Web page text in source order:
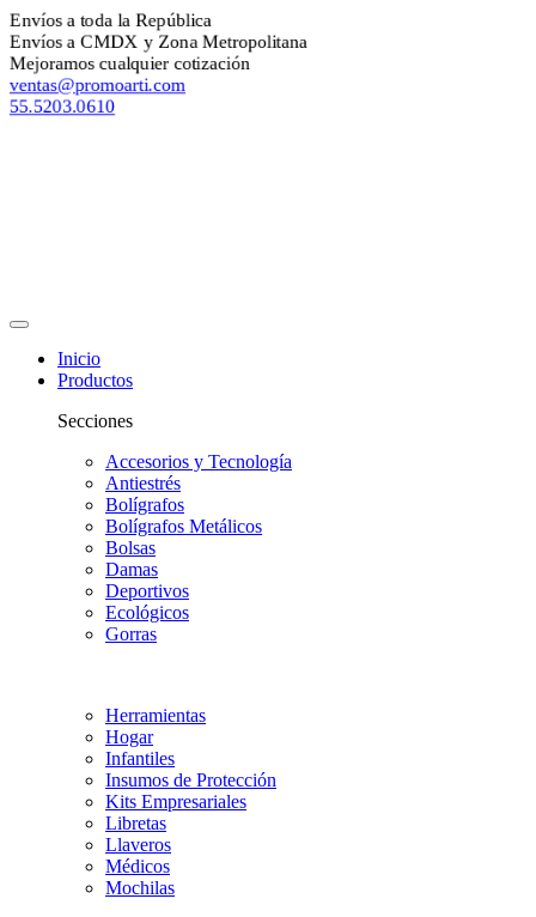
a toda la República
a CMDX y Zona Metropolitana
cualquier cotización
Inicio
Productos
Secciones
Accesorios y Tecnología
Antiestrés
Bolígrafos
Bolígrafos Metálicos
Bolsas
Damas
Deportivos
Ecológicos
Gorras
Herramientas
Hogar
Infantiles
Insumos de Protección
Kits Empresariales
Libretas
Llaveros
Médicos
Mochilas